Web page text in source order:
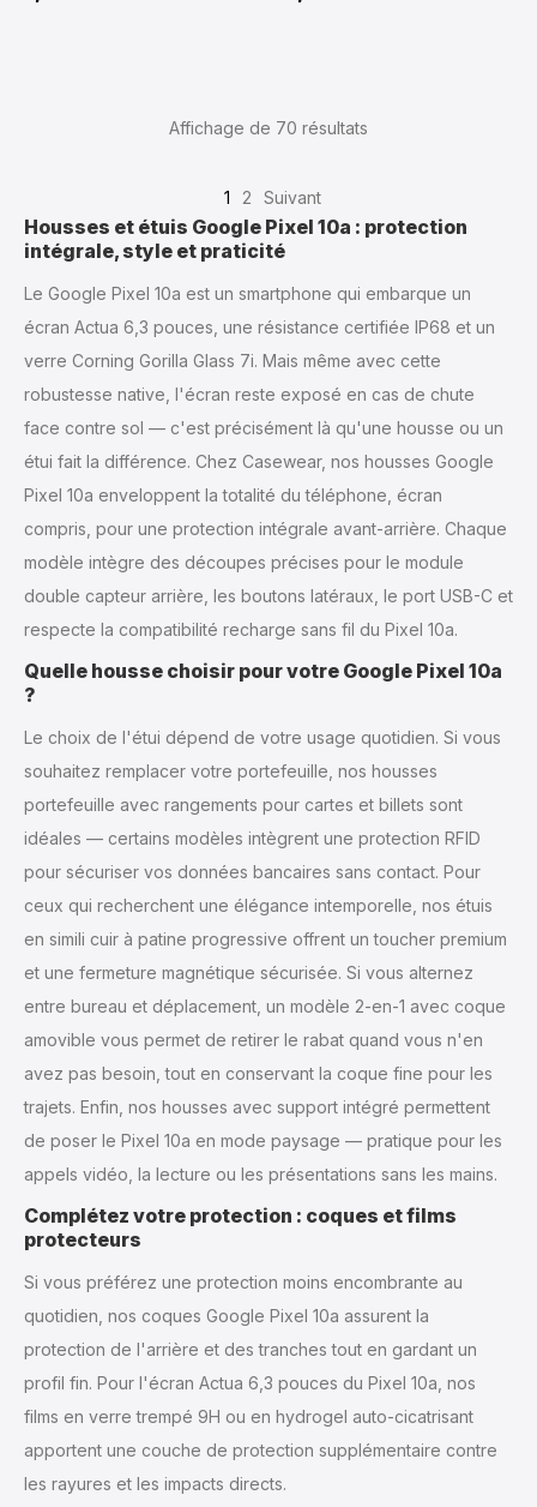
Affichage de 70 résultats
1 2 Suivant
Housses et étuis Google Pixel 10a : protection
intégrale, style et praticité
Le Google Pixel 10a est un smartphone qui embarque un
écran Actua 6,3 pouces, une résistance certifiée IP68 et un
verre Corning Gorilla Glass 7i. Mais même avec cette
robustesse native, l'écran reste exposé en cas de chute
face contre sol — c'est précisément là qu'une housse ou un
étui fait la différence. Chez Casewear, nos housses Google
Pixel 10a enveloppent la totalité du téléphone, écran
compris, pour une protection intégrale avant-arrière. Chaque
modèle intègre des découpes précises pour le module
double capteur arrière, les boutons latéraux, le port USB-C et
respecte la compatibilité recharge sans fil du Pixel 10a.
Quelle housse choisir pour votre Google Pixel 10a
?
Le choix de l'étui dépend de votre usage quotidien. Si vous
souhaitez remplacer votre portefeuille, nos housses
portefeuille avec rangements pour cartes et billets sont
idéales — certains modèles intègrent une protection RFID
pour sécuriser vos données bancaires sans contact. Pour
ceux qui recherchent une élégance intemporelle, nos étuis
en simili cuir à patine progressive offrent un toucher premium
et une fermeture magnétique sécurisée. Si vous alternez
entre bureau et déplacement, un modèle 2-en-1 avec coque
amovible vous permet de retirer le rabat quand vous n'en
avez pas besoin, tout en conservant la coque fine pour les
trajets. Enfin, nos housses avec support intégré permettent
de poser le Pixel 10a en mode paysage — pratique pour les
appels vidéo, la lecture ou les présentations sans les mains.
Complétez votre protection : coques et films
protecteurs
Si vous préférez une protection moins encombrante au
quotidien, nos coques Google Pixel 10a assurent la
protection de l'arrière et des tranches tout en gardant un
profil fin. Pour l'écran Actua 6,3 pouces du Pixel 10a, nos
films en verre trempé 9H ou en hydrogel auto-cicatrisant
apportent une couche de protection supplémentaire contre
les rayures et les impacts directs.